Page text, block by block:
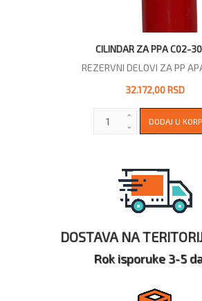
CILINDAR ZA PPA C02-
REZERVNI DELOVI ZA PP
32.172,00 RSD
DOSTAVA NA
Rok isporuke 3-5